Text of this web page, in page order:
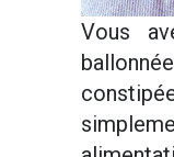
Vous